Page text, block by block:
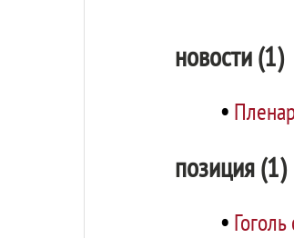
новости (1)
•
позиция (1)
•